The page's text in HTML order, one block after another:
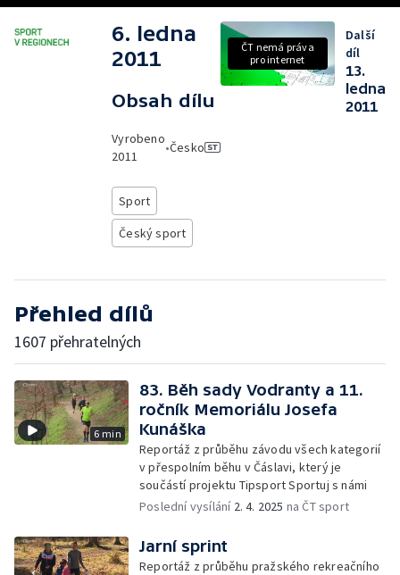
6. ledna
2011
Obsah dílu
Vyrobeno
2011
•Česko
Sport
Český sport
ČT nemá práva
pro internet
Další
díl
13.
ledna
2011
Přehled dílů
1607 přehratelných
6 min
83. Běh sady Vodranty a 11.
ročník Memoriálu Josefa
Kunáška
Reportáž z průběhu závodu všech kategorií
v přespolním běhu v Čáslavi, který je
součástí projektu Tipsport Sportuj s námi
Poslední vysílání 2. 4. 2025 na ČT sport
Jarní sprint
Reportáž z průběhu pražského rekreačního